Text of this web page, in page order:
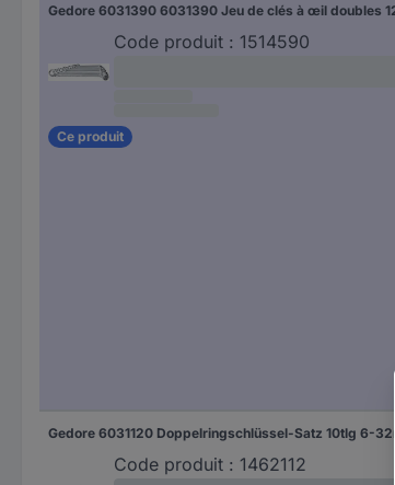
Code produit : 1514590
Ce produit
Code produit : 1462112